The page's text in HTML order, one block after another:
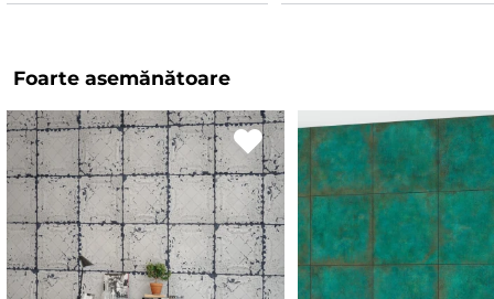
Foarte asemănătoare